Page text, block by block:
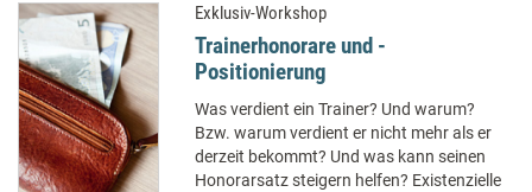
Exklusiv-Workshop
Trainerhonorare und -
Positionierung
Was verdient ein Trainer? Und warum?
Bzw. warum verdient er nicht mehr als er
derzeit bekommt? Und was kann seinen
Honorarsatz steigern helfen? Existenzielle